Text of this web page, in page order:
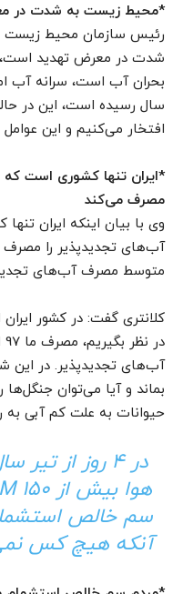
*محیط زیست به شدت در
رئیس سازمان محیط زیست
شدت در معرض تهدید
بحران آب است، سرانه آب
سال رسیده است، این در
افتخار می‌کنیم و این عوامل
مصرف می‌کند
آب‌های تجدیدپذیر را
متوسط مصرف آب‌های تجدیدپذیر
آب‌های تجدیدپذیر. در این
بماند و آیا می‌توان جنگل‌ها
حیوانات به علت کم آبی به
در 4 روز از
سم خالص
آنکه هیچ کس